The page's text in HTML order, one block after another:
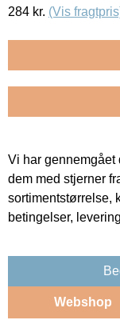
284 kr. (Vis
Vi har
dem med stjerner
sortimentstørrelse,
betingelser,
Webshop